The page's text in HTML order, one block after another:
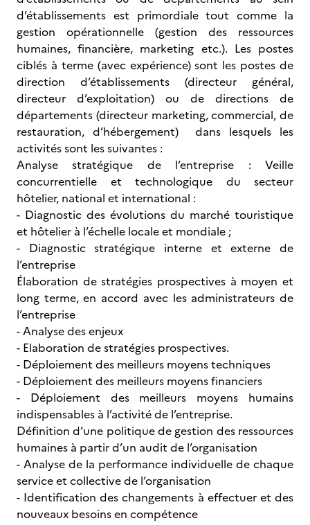
d’établissements est primordiale tout comme la
gestion opérationnelle (gestion des ressources
humaines, financière, marketing etc.). Les postes
ciblés à terme (avec expérience) sont les postes de
direction d’établissements (directeur général,
directeur d’exploitation) ou de directions de
départements (directeur marketing, commercial, de
restauration, d’hébergement) dans lesquels les
activités sont les suivantes :
Analyse stratégique de l’entreprise : Veille
concurrentielle et technologique du secteur
hôtelier, national et international :
- Diagnostic des évolutions du marché touristique
et hôtelier à l’échelle locale et mondiale ;
- Diagnostic stratégique interne et externe de
l’entreprise
Élaboration de stratégies prospectives à moyen et
long terme, en accord avec les administrateurs de
l’entreprise
- Analyse des enjeux
- Elaboration de stratégies prospectives.
- Déploiement des meilleurs moyens techniques
- Déploiement des meilleurs moyens financiers
- Déploiement des meilleurs moyens humains
indispensables à l’activité de l’entreprise.
Définition d’une politique de gestion des ressources
humaines à partir d’un audit de l’organisation
- Analyse de la performance individuelle de chaque
service et collective de l’organisation
- Identification des changements à effectuer et des
nouveaux besoins en compétence